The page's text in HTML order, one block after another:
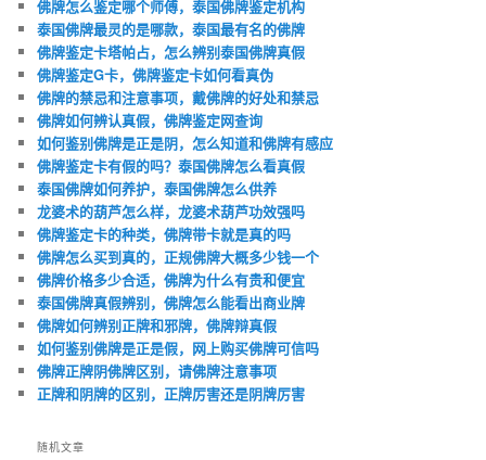
佛牌怎么鉴定哪个师傅，泰国佛牌鉴定机构
泰国佛牌最灵的是哪款，泰国最有名的佛牌
佛牌鉴定卡塔帕占，怎么辨别泰国佛牌真假
佛牌鉴定G卡，佛牌鉴定卡如何看真伪
佛牌的禁忌和注意事项，戴佛牌的好处和禁忌
佛牌如何辨认真假，佛牌鉴定网查询
如何鉴别佛牌是正是阴，怎么知道和佛牌有感应
佛牌鉴定卡有假的吗？泰国佛牌怎么看真假
泰国佛牌如何养护，泰国佛牌怎么供养
龙婆术的葫芦怎么样，龙婆术葫芦功效强吗
佛牌鉴定卡的种类，佛牌带卡就是真的吗
佛牌怎么买到真的，正规佛牌大概多少钱一个
佛牌价格多少合适，佛牌为什么有贵和便宜
泰国佛牌真假辨别，佛牌怎么能看出商业牌
佛牌如何辨别正牌和邪牌，佛牌辩真假
如何鉴别佛牌是正是假，网上购买佛牌可信吗
佛牌正牌阴佛牌区别，请佛牌注意事项
正牌和阴牌的区别，正牌厉害还是阴牌厉害
随机文章